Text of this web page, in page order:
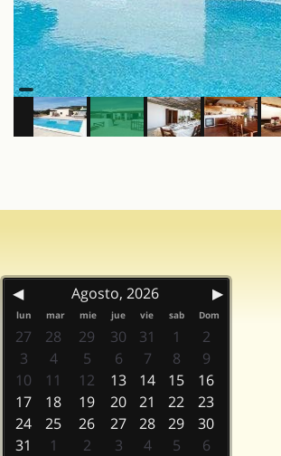
◀ Agosto, 2026 ▶
lun mar mie jue vie sab Dom
27 28 29 30 31 1
2
3
4 5 6 7 8
9
10
11 12 13 14 15
16
17
18 19 20 21 22
23
24
25 26 27 28 29
30
31
1 2 3 4 5 6